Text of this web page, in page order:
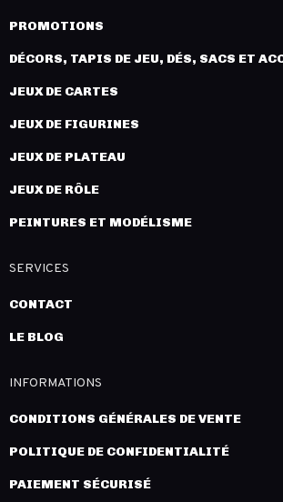
PROMOTIONS
DÉCORS, TAPIS DE JEU, DÉS, SACS ET
JEUX DE CARTES
JEUX DE FIGURINES
JEUX DE PLATEAU
JEUX DE RÔLE
PEINTURES ET MODÉLISME
SERVICES
CONTACT
LE BLOG
INFORMATIONS
CONDITIONS GÉNÉRALES DE VENTE
POLITIQUE DE CONFIDENTIALITÉ
PAIEMENT SÉCURISÉ